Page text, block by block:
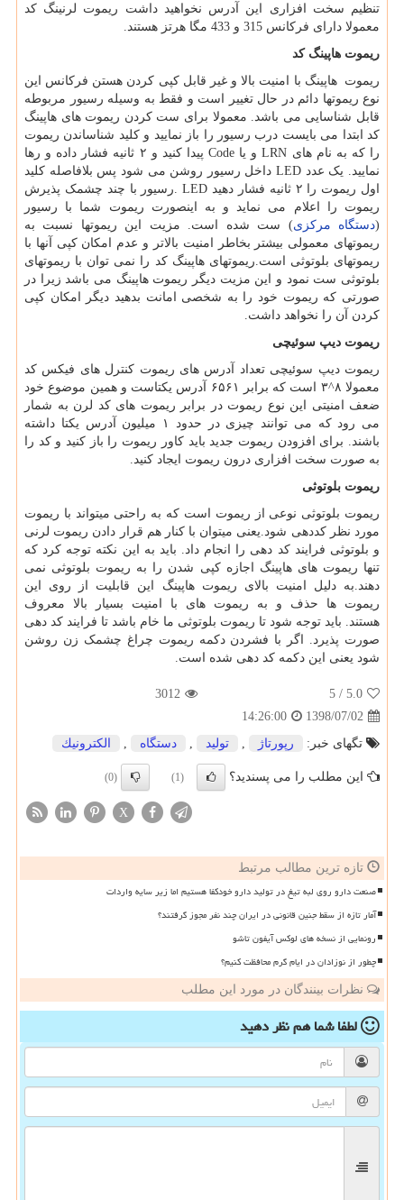
تنظیم سخت افزاری این آدرس نخواهید داشت ریموت لرنینگ کد
معمولا دارای فرکانس 315 و 433 مگا هرتز هستند.
ریموت هاپینگ کد
ریموت هاپینگ با امنیت بالا و غیر قابل کپی کردن هستن فرکانس این
نوع ریموتها دائم در حال تغییر است و فقط به وسیله رسیور مربوطه
قابل شناسایی می باشد. معمولا برای ست کردن ریموت های هاپینگ
کد ابتدا می بایست درب رسیور را باز نمایید و کلید شناساندن ریموت
را که به نام های LRN و یا Code
پیدا کنید و ۲ ثانیه فشار داده و رها
نمایید. یک عدد LED داخل رسیور روشن می شود پس بلافاصله کلید
اول ریموت را ۲ ثانیه فشار دهید
. LED رسیور با چند چشمک پذیرش
ریموت را اعلام می نماید و به اینصورت ریموت شما با رسیور
(دستگاه مرکزی) ست شده است. مزیت این ریموتها نسبت به
ریموتهای معمولی بیشتر بخاطر امنیت بالاتر و عدم امکان کپی آنها با
ریموتهای بلوتوثی است.ریموتهای هاپینگ کد را نمی توان با ریموتهای
بلوتوثی ست نمود و این مزیت دیگر ریموت هاپینگ می باشد زیرا در
صورتی که ریموت خود را به شخصی امانت بدهید دیگر امکان کپی
کردن آن را نخواهد داشت.
ریموت دیپ سوئیچی
ریموت دیپ سوئیچی تعداد آدرس های ریموت کنترل های فیکس کد
معمولا ۸^۳ است که برابر ۶۵۶۱ آدرس یکتاست و همین موضوع خود
ضعف امنیتی این نوع ریموت در برابر ریموت های کد لرن به شمار
می رود که می توانند چیزی در حدود ۱ میلیون آدرس یکتا داشته
باشند. برای افزودن ریموت جدید باید کاور ریموت را باز کنید و کد را
به صورت سخت افزاری درون ریموت ایجاد کنید.
ریموت بلوتوثی
ریموت بلوتوثی نوعی از ریموت است که به راحتی میتواند با ریموت
مورد نظر کددهی شود.یعنی میتوان با کنار هم قرار دادن ریموت لرنی
و بلوتوثی فرایند کد دهی را انجام داد. باید به این نکته توجه کرد که
تنها ریموت های هاپینگ اجازه کپی شدن را به ریموت بلوتوثی نمی
دهند.به دلیل امنیت بالای ریموت هاپینگ این قابلیت از روی این
ریموت ها حذف و به ریموت های با امنیت بسیار بالا معروف
هستند. باید توجه شود تا ریموت بلوتوثی ما خام باشد تا فرایند کد دهی
صورت پذیرد. اگر با فشردن دکمه ریموت چراغ چشمک زن روشن
شود یعنی این دکمه کد دهی شده است.
5.0
/ 5
3012
1398/07/02
14:26:00
تگهای خبر:
رپورتاژ , تولید , دستگاه , الكترونیك
این مطلب را می پسندید؟ (1)
(0)
X
تازه ترین مطالب مرتبط
صنعت دارو روی لبه تیغ در تولید دارو خودکفا هستیم اما زیر سایه واردات
آمار تازه از سقط جنین قانونی در ایران چند نفر مجوز گرفتند؟
رونمایی از نسخه های لوکس آیفون تاشو
چطور از نوزادان در ایام گرم محافظت کنیم؟
نظرات بینندگان در مورد این مطلب
لطفا شما همنظر دهید